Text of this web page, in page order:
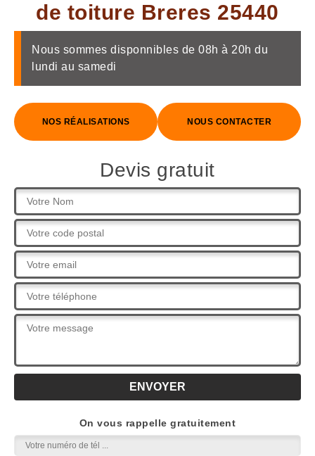
de toiture Breres 25440
Nous sommes disponnibles de 08h à 20h du
lundi au samedi
NOS RÉALISATIONS NOUS CONTACTER
Devis gratuit
On vous rappelle gratuitement